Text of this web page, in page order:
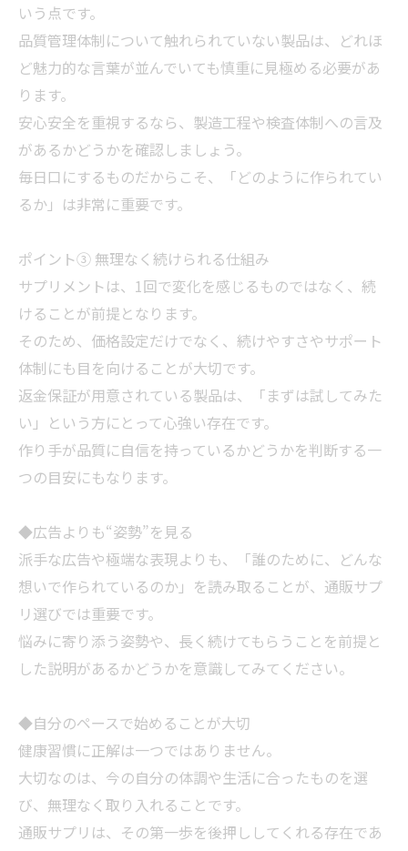
いう点です。
品質管理体制について触れられていない製品は、どれほ
ど魅力的な言葉が並んでいても慎重に見極める必要があ
ります。
安心安全を重視するなら、製造工程や検査体制への言及
があるかどうかを確認しましょう。
毎日口にするものだからこそ、「どのように作られてい
るか」は非常に重要です。
ポイント③ 無理なく続けられる仕組み
サプリメントは、1回で変化を感じるものではなく、続
けることが前提となります。
そのため、価格設定だけでなく、続けやすさやサポート
体制にも目を向けることが大切です。
返金保証が用意されている製品は、「まずは試してみた
い」という方にとって心強い存在です。
作り手が品質に自信を持っているかどうかを判断する一
つの目安にもなります。
◆広告よりも“姿勢”を見る
派手な広告や極端な表現よりも、「誰のために、どんな
想いで作られているのか」を読み取ることが、通販サプ
リ選びでは重要です。
悩みに寄り添う姿勢や、長く続けてもらうことを前提と
した説明があるかどうかを意識してみてください。
◆自分のペースで始めることが大切
健康習慣に正解は一つではありません。
大切なのは、今の自分の体調や生活に合ったものを選
び、無理なく取り入れることです。
通販サプリは、その第一歩を後押ししてくれる存在であ